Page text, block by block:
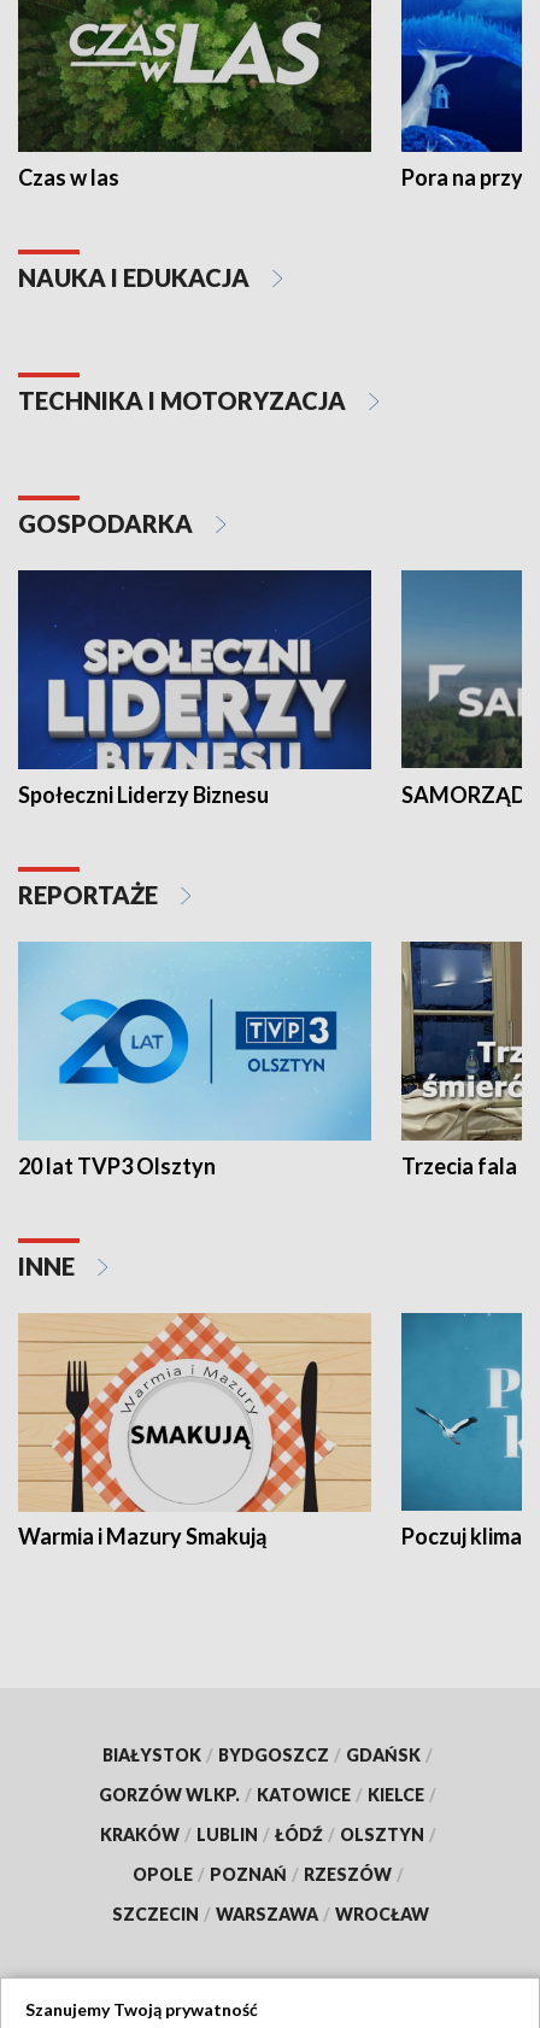
Czas w las Pora na
NAUKA I EDUKACJA
TECHNIKA I MOTORYZACJA
GOSPODARKA
Społeczni Liderzy Biznesu SAMORZĄD
REPORTAŻE
20 lat TVP3 Olsztyn Trzecia fala -
INNE
Warmia i Mazury Smakują Poczuj klimat
BIAŁYSTOK / BYDGOSZCZ / GDAŃSK /
GORZÓW WLKP. / KATOWICE / KIELCE /
KRAKÓW / LUBLIN / ŁÓDŹ / OLSZTYN /
OPOLE / POZNAŃ / RZESZÓW /
SZCZECIN / WARSZAWA / WROCŁAW
Szanujemy Twoją prywatność